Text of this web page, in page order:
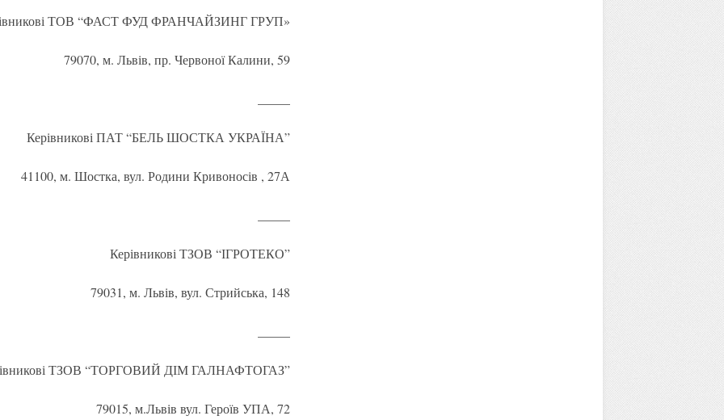
ТОВ “ФАСТ ФУД ФРАНЧАЙЗИНГ ГРУП»
79070, м. Львів, пр. Червоної Калини, 59
Керівникові ПАТ “БЕЛЬ ШОСТКА УКРАЇНА”
41100, м. Шостка, вул. Родини Кривоносів , 27А
Керівникові ТЗОВ “ІГРОТЕКО”
79031, м. Львів, вул. Стрийська, 148
ТЗОВ “ТОРГОВИЙ ДІМ ГАЛНАФТОГАЗ”
79015, м.Львів вул. Героїв УПА, 72